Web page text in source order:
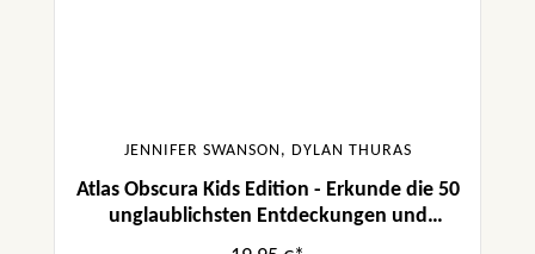
JENNIFER SWANSON, DYLAN THURAS
Atlas Obscura Kids Edition - Erkunde die 50
unglaublichsten Entdeckungen und
Erfindungen der Welt!